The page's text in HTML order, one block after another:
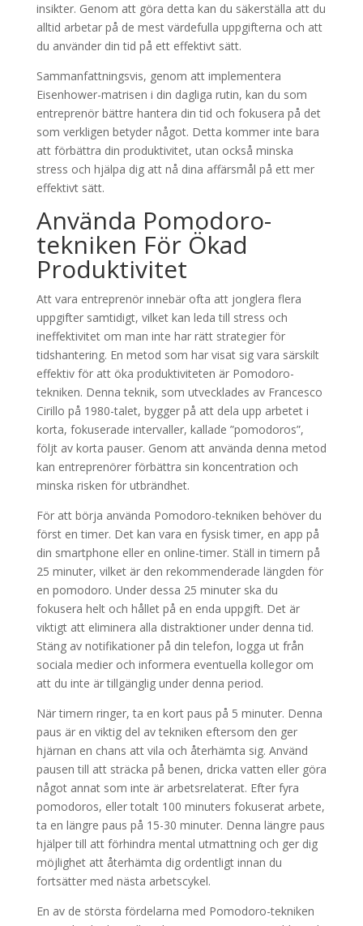
insikter. Genom att göra detta kan du säkerställa att du
alltid arbetar på de mest värdefulla uppgifterna och att
du använder din tid på ett effektivt sätt.
Sammanfattningsvis, genom att implementera
Eisenhower-matrisen i din dagliga rutin, kan du som
entreprenör bättre hantera din tid och fokusera på det
som verkligen betyder något. Detta kommer inte bara
att förbättra din produktivitet, utan också minska
stress och hjälpa dig att nå dina affärsmål på ett mer
effektivt sätt.
Använda Pomodoro-
tekniken För Ökad
Produktivitet
Att vara entreprenör innebär ofta att jonglera flera
uppgifter samtidigt, vilket kan leda till stress och
ineffektivitet om man inte har rätt strategier för
tidshantering. En metod som har visat sig vara särskilt
effektiv för att öka produktiviteten är Pomodoro-
tekniken. Denna teknik, som utvecklades av Francesco
Cirillo på 1980-talet, bygger på att dela upp arbetet i
korta, fokuserade intervaller, kallade ”pomodoros”,
följt av korta pauser. Genom att använda denna metod
kan entreprenörer förbättra sin koncentration och
minska risken för utbrändhet.
För att börja använda Pomodoro-tekniken behöver du
först en timer. Det kan vara en fysisk timer, en app på
din smartphone eller en online-timer. Ställ in timern på
25 minuter, vilket är den rekommenderade längden för
en pomodoro. Under dessa 25 minuter ska du
fokusera helt och hållet på en enda uppgift. Det är
viktigt att eliminera alla distraktioner under denna tid.
Stäng av notifikationer på din telefon, logga ut från
sociala medier och informera eventuella kollegor om
att du inte är tillgänglig under denna period.
När timern ringer, ta en kort paus på 5 minuter. Denna
paus är en viktig del av tekniken eftersom den ger
hjärnan en chans att vila och återhämta sig. Använd
pausen till att sträcka på benen, dricka vatten eller göra
något annat som inte är arbetsrelaterat. Efter fyra
pomodoros, eller totalt 100 minuters fokuserat arbete,
ta en längre paus på 15-30 minuter. Denna längre paus
hjälper till att förhindra mental utmattning och ger dig
möjlighet att återhämta dig ordentligt innan du
fortsätter med nästa arbetscykel.
En av de största fördelarna med Pomodoro-tekniken